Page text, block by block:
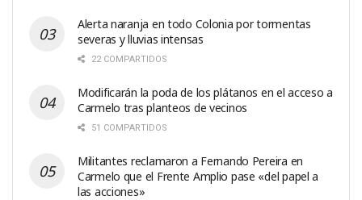
Alerta naranja en todo Colonia por tormentas
severas y lluvias intensas
22 COMPARTIDOS
Modificarán la poda de los plátanos en el acceso a
Carmelo tras planteos de vecinos
51 COMPARTIDOS
Militantes reclamaron a Fernando Pereira en
Carmelo que el Frente Amplio pase «del papel a
las acciones»